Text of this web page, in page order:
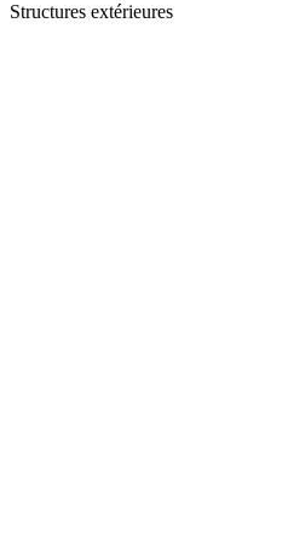
Structures extérieures